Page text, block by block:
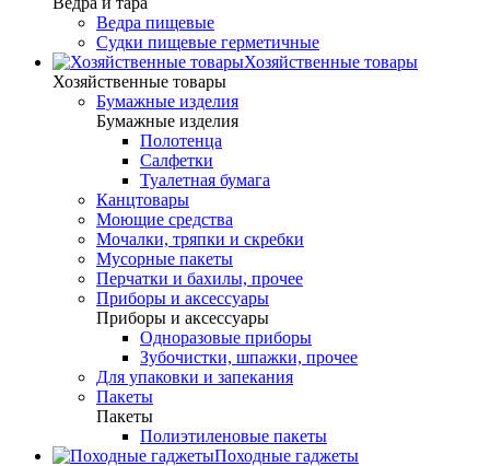
Ведра пищевые
Судки пищевые герметичные
Хозяйственные товары
Хозяйственные товары
Бумажные изделия
Бумажные изделия
Полотенца
Салфетки
Туалетная бумага
Канцтовары
Моющие средства
Мочалки, тряпки и скребки
Мусорные пакеты
Перчатки и бахилы, прочее
Приборы и аксессуары
Приборы и аксессуары
Одноразовые приборы
Зубочистки, шпажки, прочее
Для упаковки и запекания
Пакеты
Пакеты
Полиэтиленовые пакеты
Походные гаджеты